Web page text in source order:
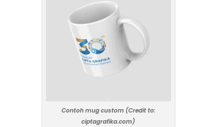
Contoh mug custom (Credit to:
ciptagrafika.com)